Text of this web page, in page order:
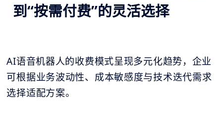
到“按需付费”的灵活选择
AI语音机器人的收费模式呈现多元化趋势，企业
可根据业务波动性、成本敏感度与技术迭代需求
选择适配方案。